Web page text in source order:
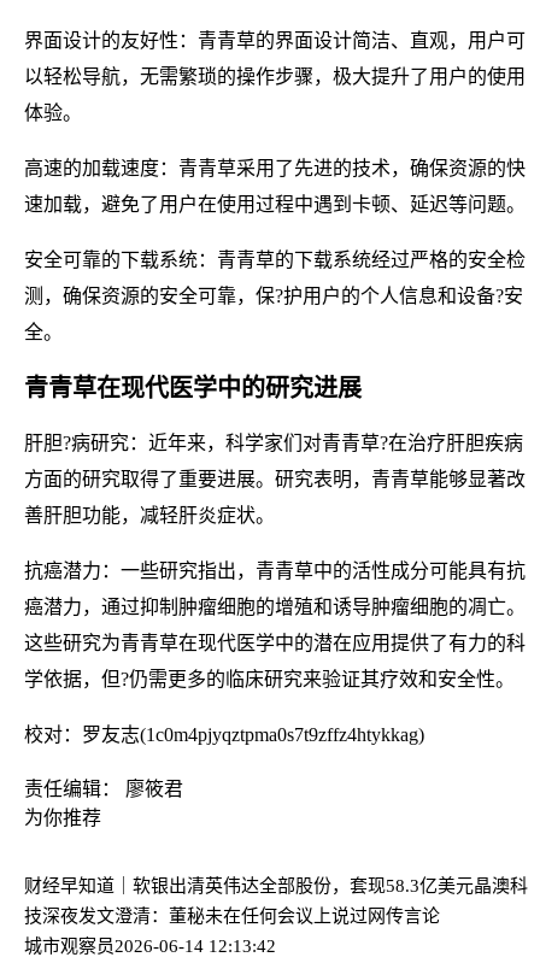
界面设计的友好性：青青草的界面设计简洁、直观，用户可
以轻松导航，无需繁琐的操作步骤，极大提升了用户的使用
体验。
高速的加载速度：青青草采用了先进的技术，确保资源的快
速加载，避免了用户在使用过程中遇到卡顿、延迟等问题。
安全可靠的下载系统：青青草的下载系统经过严格的安全检
测，确保资源的安全可靠，保?护用户的个人信息和设备?安
全。
青青草在现代医学中的研究进展
肝胆?病研究：近年来，科学家们对青青草?在治疗肝胆疾病
方面的研究取得了重要进展。研究表明，青青草能够显著改
善肝胆功能，减轻肝炎症状。
抗癌潜力：一些研究指出，青青草中的活性成分可能具有抗
癌潜力，通过抑制肿瘤细胞的增殖和诱导肿瘤细胞的凋亡。
这些研究为青青草在现代医学中的潜在应用提供了有力的科
学依据，但?仍需更多的临床研究来验证其疗效和安全性。
校对：罗友志(1c0m4pjyqztpma0s7t9zffz4htykkag)
责任编辑： 廖筱君
为你推荐
财经早知道｜软银出清英伟达全部股份，套现58.3亿美元晶澳科
技深夜发文澄清：董秘未在任何会议上说过网传言论
城市观察员2026-06-14 12:13:42